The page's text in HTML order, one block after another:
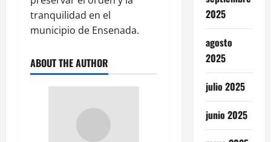
tranquilidad en el
municipio de Ensenada.
ABOUT THE AUTHOR
2025
agosto
2025
julio 2025
junio 2025